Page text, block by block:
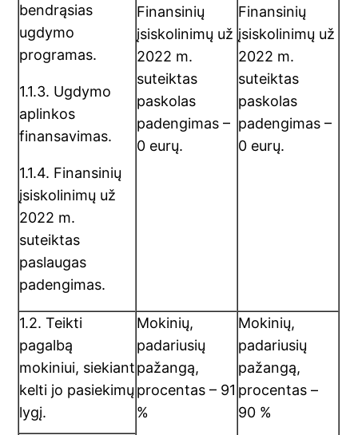
Finansinių
įsiskolinimų už
2022 m.
suteiktas
paskolas
padengimas –
0 eurų.
Finansinių
įsiskolinimų už
2022 m.
suteiktas
paskolas
padengimas –
0 eurų.
bendrąsias
ugdymo
programas.
1.1.3. Ugdymo
aplinkos
finansavimas.
1.1.4. Finansinių
įsiskolinimų už
2022 m.
suteiktas
paslaugas
padengimas.
1.2. Teikti
pagalbą
mokiniui, siekiant
kelti jo pasiekimų
lygį.
Mokinių,
padariusių
pažangą,
procentas – 91
%
Mokinių,
padariusių
pažangą,
procentas –
90 %